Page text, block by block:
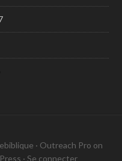
· Outreach Pro on
· Se connecter